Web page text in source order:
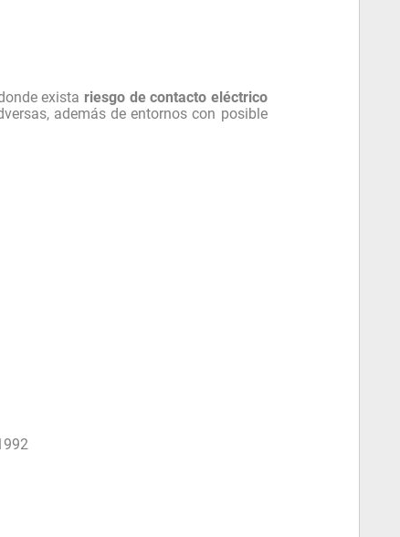
exista riesgo de contacto eléctrico
además de entornos con posible